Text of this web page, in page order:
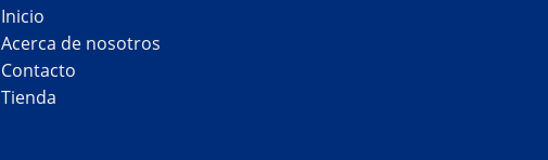
Inicio
Acerca de nosotros
Contacto
Tienda